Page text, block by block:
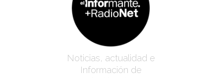
Noticias, actualidad e
Información de